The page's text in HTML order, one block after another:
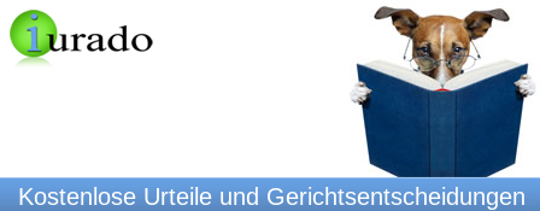
Kostenlose Urteile und Gerichtsentscheidungen